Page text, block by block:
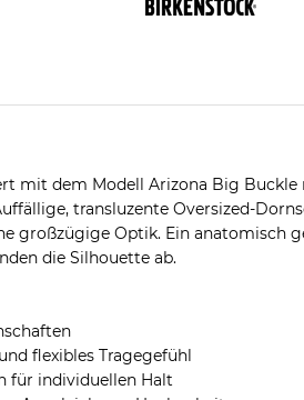
mit dem Modell Arizona Big Buckle
transluzente Oversized-
großzügige Optik. Ein anatomisch
die Silhouette ab.
flexibles Tragegefühl
für individuellen Halt